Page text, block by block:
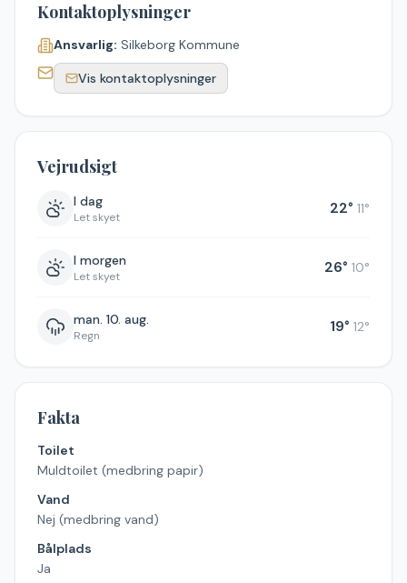
Kontaktoplysninger
Ansvarlig: Silkeborg Kommune
Vis kontaktoplysninger
Vejrudsigt
I dag
Let skyet 22° 11°
I morgen
Let skyet 26° 10°
man. 10. aug.
Regn 19° 12°
Fakta
Toilet
Muldtoilet (medbring papir)
Vand
Nej (medbring vand)
Bålplads
Ja